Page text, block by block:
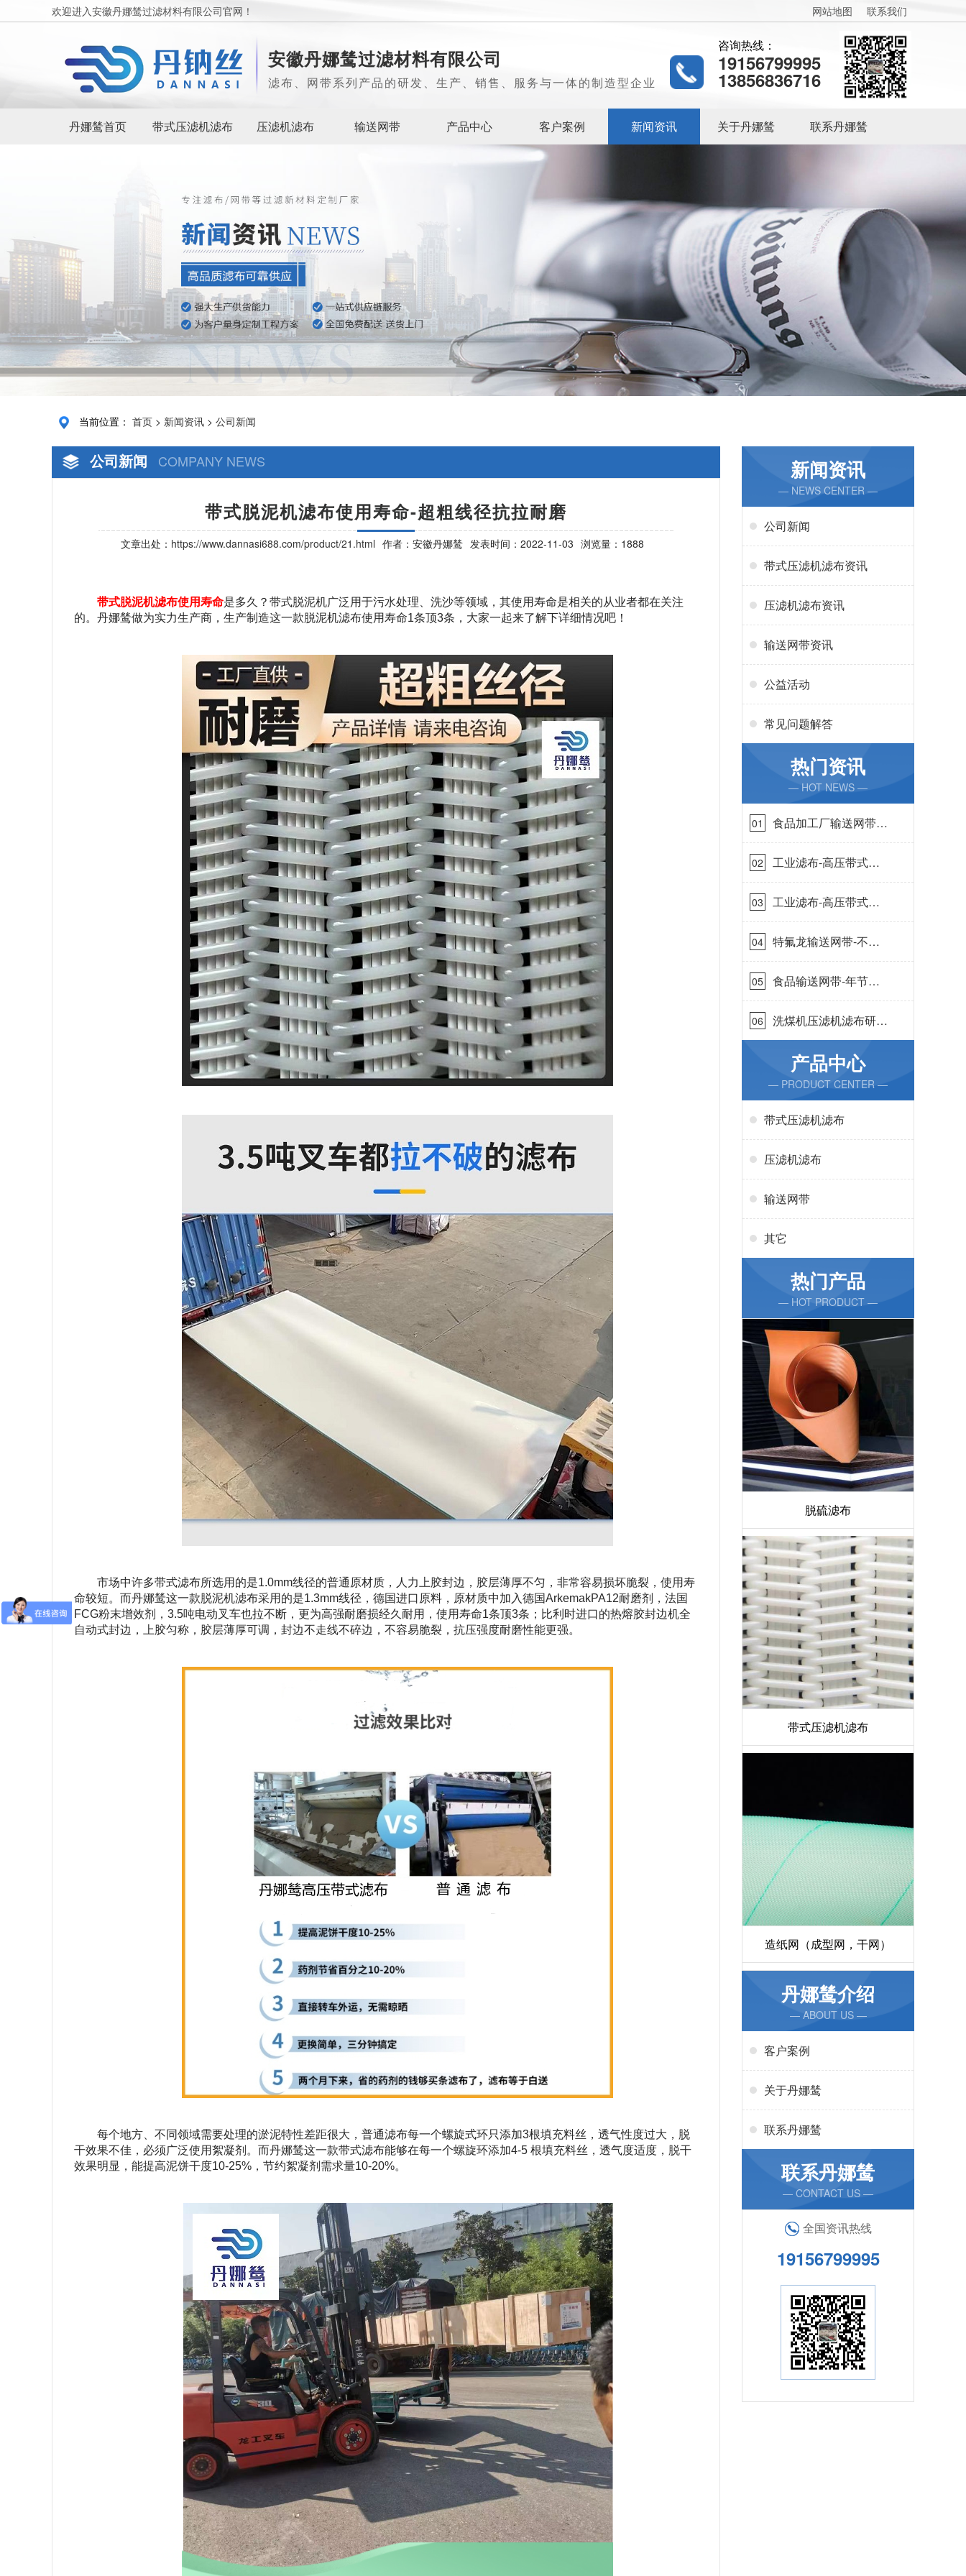
欢迎进入安徽丹娜鸶过滤材料有限公司官网！ 网站地图 联系我们
安徽丹娜鸶过滤材料有限公司
滤布、网带系列产品的研发、生产、销售、服务与一体的制造型企业
咨询热线：
19156799995
13856836716
丹娜鸶首页 带式压滤机滤布 压滤机滤布 输送网带 产品中心 客户案例 新闻资讯 关于丹娜鸶 联系丹娜鸶
当前位置： 首页 > 新闻资讯 > 公司新闻
公司新闻 COMPANY NEWS
带式脱泥机滤布使用寿命-超粗线径抗拉耐磨
文章出处： https://www.dannasi688.com/product/21.html 作者：安徽丹娜鸶 发表时间：2022-11-03 浏览量：1888
带式脱泥机滤布使用寿命是多久？带式脱泥机广泛用于污水处理、洗沙等领域，其使用寿命是相关的从业者都在关注
的。丹娜鸶做为实力生产商，生产制造这一款脱泥机滤布使用寿命1条顶3条，大家一起来了解下详细情况吧！
市场中许多带式滤布所选用的是1.0mm线径的普通原材质，人力上胶封边，胶层薄厚不匀，非常容易损坏脆裂，使用寿
命较短。而丹娜鸶这一款脱泥机滤布采用的是1.3mm线径，德国进口原料，原材质中加入德国ArkemakPA12耐磨剂，法国
FCG粉末增效剂，3.5吨电动叉车也拉不断，更为高强耐磨损经久耐用，使用寿命1条顶3条；比利时进口的热熔胶封边机全
自动式封边，上胶匀称，胶层薄厚可调，封边不走线不碎边，不容易脆裂，抗压强度耐磨性能更强。
每个地方、不同领域需要处理的淤泥特性差距很大，普通滤布每一个螺旋式环只添加3根填充料丝，透气性度过大，脱
干效果不佳，必须广泛使用絮凝剂。而丹娜鸶这一款带式滤布能够在每一个螺旋环添加4-5 根填充料丝，透气度适度，脱干
效果明显，能提高泥饼干度10-25%，节约絮凝剂需求量10-20%。
新闻资讯
— NEWS CENTER —
公司新闻
带式压滤机滤布资讯
压滤机滤布资讯
输送网带资讯
公益活动
常见问题解答
热门资讯
— HOT NEWS —
01
食品加工厂输送网带哪
里有-耐温耐磨{丹娜鸶
过滤}
02
工业滤布-高压带式滤
布需要高强耐磨吗{丹
娜鸶过滤}
03
工业滤布-高压带式滤
布一定要高强耐磨{丹
娜鸶过滤}
04
特氟龙输送网带-不惧
高温{丹娜鸶过滤}
05
食品输送网带-年节省
成本75万{丹娜鸶过滤}
06
洗煤机压滤机滤布研发
生产-按需定制{丹娜鸶
过滤}产品中心
— PRODUCT CENTER —
带式压滤机滤布
压滤机滤布
输送网带
其它
热门产品
— HOT PRODUCT —
脱硫滤布
带式压滤机滤布
造纸网（成型网，干网）
丹娜鸶介绍
— ABOUT US —
客户案例
关于丹娜鸶
联系丹娜鸶
联系丹娜鸶
— CONTACT US —
全国资讯热线
19156799995